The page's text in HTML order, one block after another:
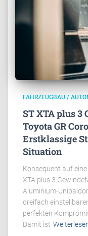
FAHRZEUGBAU /
ST XTA plus
Toyota GR
Erstklassige
Situation
Konsequent auf
XTA plus 3
Aluminium-
dreifach
perfekten
Damit ist